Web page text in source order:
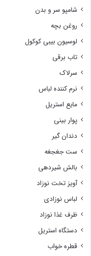
شامپو سر و بدن
روغن بچه
لوسیون بیبی کوکول
تاب برقی
سرلاک
نرم کننده لباس
مایع استریل
پوار بینی
دندان گیر
ست جغجغه
بالش شیردهی
آویز تخت نوزاد
لباس نوزادی
ظرف غذا نوزاد
دستگاه استریل
قطره خواب